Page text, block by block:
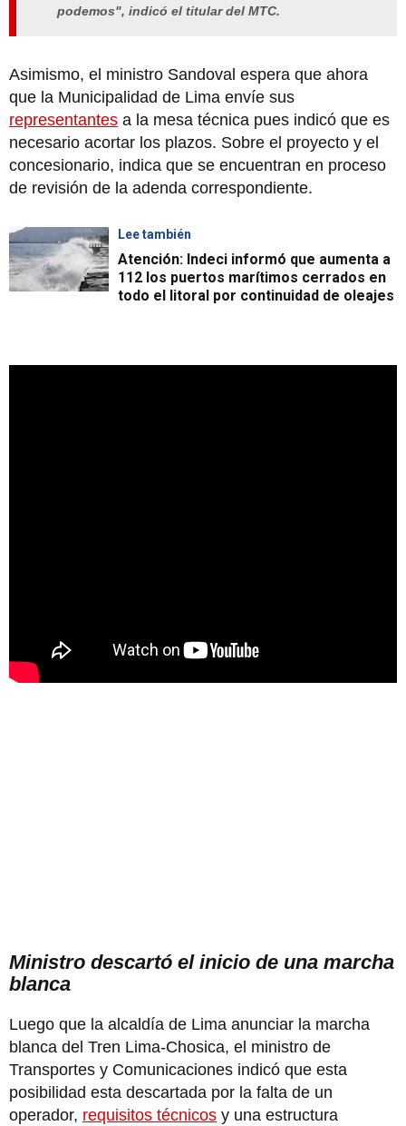
podemos", indicó el titular del MTC.
Asimismo, el ministro Sandoval espera que ahora
que la Municipalidad de Lima envíe sus
representantes a la mesa técnica pues indicó que es
necesario acortar los plazos. Sobre el proyecto y el
concesionario, indica que se encuentran en proceso
de revisión de la adenda correspondiente.
Lee también
Atención: Indeci informó que aumenta a
112 los puertos marítimos cerrados en
todo el litoral por continuidad de oleajes
Ministro descartó el inicio de una marcha
blanca
Luego que la alcaldía de Lima anunciar la marcha
blanca del Tren Lima-Chosica, el ministro de
Transportes y Comunicaciones indicó que esta
posibilidad esta descartada por la falta de un
operador, requisitos técnicos y una estructura